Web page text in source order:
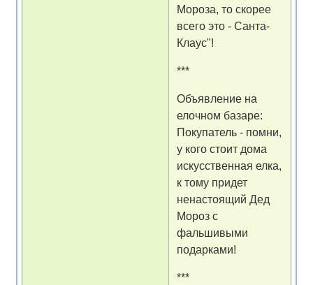
Мороза, то скорее
всего это - Санта-
Клаус"!
***
Объявление на
елочном базаре:
Покупатель - помни,
у кого стоит дома
искусственная елка,
к тому придет
ненастоящий Дед
Мороз с
фальшивыми
подарками!
***